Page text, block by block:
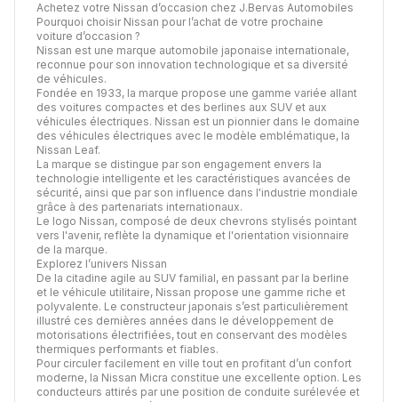
Achetez votre Nissan d’occasion chez J.Bervas Automobiles
Pourquoi choisir Nissan pour l’achat de votre prochaine
voiture d’occasion ?
Nissan est une marque automobile japonaise internationale,
reconnue pour son innovation technologique et sa diversité
de véhicules.
Fondée en 1933, la marque propose une gamme variée allant
des voitures compactes et des berlines aux SUV et aux
véhicules électriques. Nissan est un pionnier dans le domaine
des véhicules électriques avec le modèle emblématique, la
Nissan Leaf.
La marque se distingue par son engagement envers la
technologie intelligente et les caractéristiques avancées de
sécurité, ainsi que par son influence dans l'industrie mondiale
grâce à des partenariats internationaux.
Le logo Nissan, composé de deux chevrons stylisés pointant
vers l'avenir, reflète la dynamique et l'orientation visionnaire
de la marque.
Explorez l’univers Nissan
De la citadine agile au SUV familial, en passant par la berline
et le véhicule utilitaire, Nissan propose une gamme riche et
polyvalente. Le constructeur japonais s’est particulièrement
illustré ces dernières années dans le développement de
motorisations électrifiées, tout en conservant des modèles
thermiques performants et fiables.
Pour circuler facilement en ville tout en profitant d’un confort
moderne, la Nissan Micra constitue une excellente option. Les
conducteurs attirés par une position de conduite surélevée et